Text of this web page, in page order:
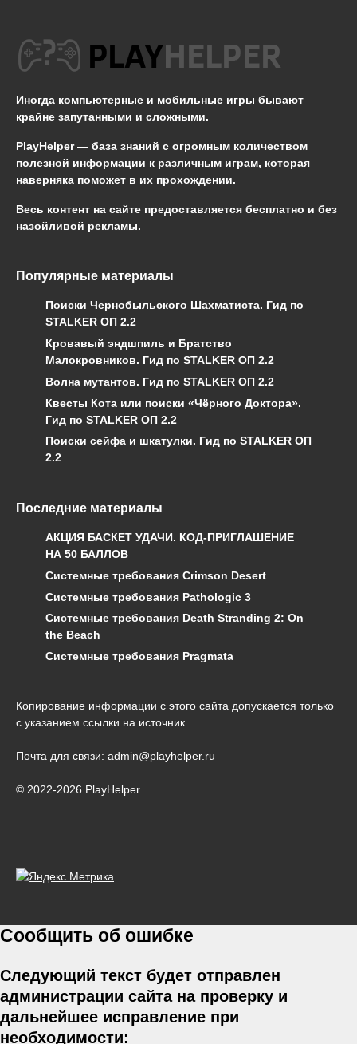
Иногда компьютерные и мобильные игры бывают
крайне запутанными и сложными.
PlayHelper — база знаний с огромным количеством
полезной информации к различным играм, которая
наверняка поможет в их прохождении.
Весь контент на сайте предоставляется бесплатно и без
назойливой рекламы.
Популярные материалы
Поиски Чернобыльского Шахматиста. Гид по
STALKER ОП 2.2
Кровавый эндшпиль и Братство
Малокровников. Гид по STALKER ОП 2.2
Волна мутантов. Гид по STALKER ОП 2.2
Квесты Кота или поиски «Чёрного Доктора».
Гид по STALKER ОП 2.2
Поиски сейфа и шкатулки. Гид по STALKER ОП
2.2
Последние материалы
АКЦИЯ БАСКЕТ УДАЧИ. КОД-ПРИГЛАШЕНИЕ
НА 50 БАЛЛОВ
Системные требования Crimson Desert
Системные требования Pathologic 3
Системные требования Death Stranding 2: On
the Beach
Системные требования Pragmata
Копирование информации с этого сайта допускается только
с указанием ссылки на источник.
Почта для связи: admin@playhelper.ru
© 2022-2026 PlayHelper
Сообщить об ошибке
Следующий текст будет отправлен
администрации сайта на проверку и
дальнейшее исправление при
необходимости: